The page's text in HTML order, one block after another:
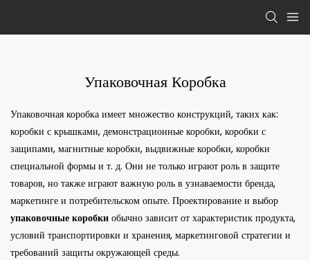
Упаковочная Коробка
Упаковочная коробка имеет множество конструкций, таких как:
коробки с крышками, демонстрационные коробки, коробки с
защипами, магнитные коробки, выдвижные коробки, коробки
специальной формы и т. д. Они не только играют роль в защите
товаров, но также играют важную роль в узнаваемости бренда,
маркетинге и потребительском опыте. Проектирование и выбор
упаковочные коробки обычно зависит от характеристик продукта,
условий транспортировки и хранения, маркетинговой стратегии и
требований защиты окружающей среды.